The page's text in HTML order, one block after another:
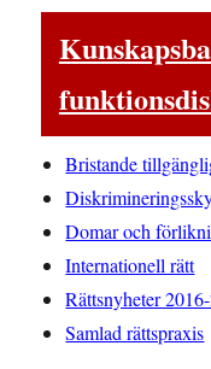
Bristande
Domar och
Internationell rätt
Rättsnyheter
Samlad rättspraxis